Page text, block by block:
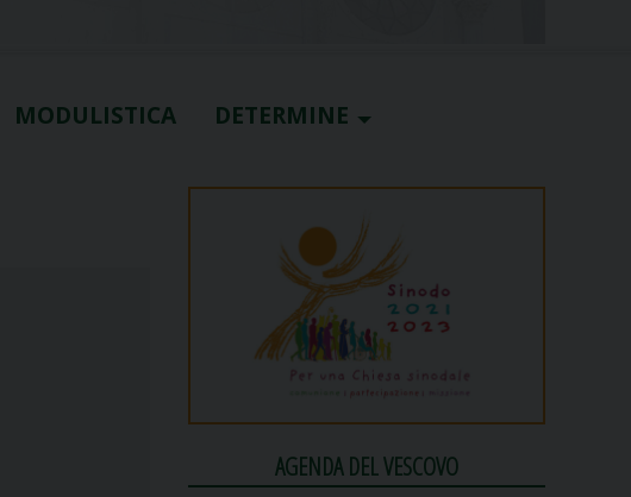
MODULISTICA DETERMINE
AGENDA DEL VESCOVO